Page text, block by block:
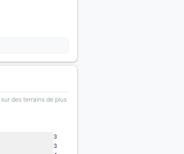
des terrains de plus
3
3